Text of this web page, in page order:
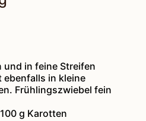
und in feine Streifen
ebenfalls in kleine
Frühlingszwiebel fein
100 g Karotten